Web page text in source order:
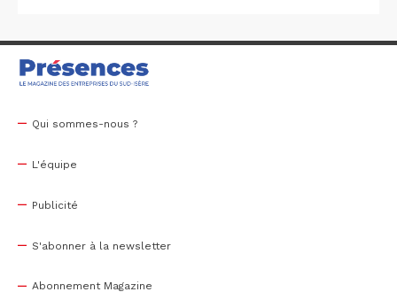
Qui sommes-nous ?
L'équipe
Publicité
S'abonner à la newsletter
Abonnement Magazine